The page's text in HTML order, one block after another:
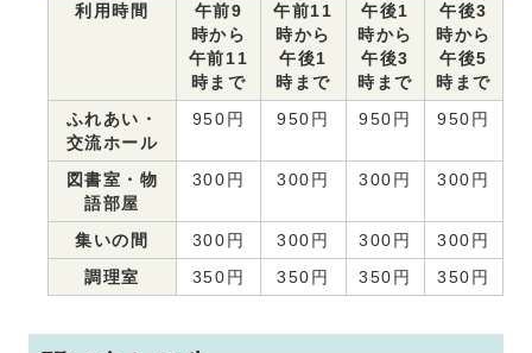
利用時間
午前9
時から
午前11
時まで
午前11
時から
午後1
時まで
午後1
時から
午後3
時まで
午後3
時から
午後5
時まで
ふれあい・
交流ホール
950円 950円 950円 950円
図書室・物
語部屋
300円 300円 300円 300円
集いの間 300円 300円 300円 300円
調理室 350円 350円 350円 350円